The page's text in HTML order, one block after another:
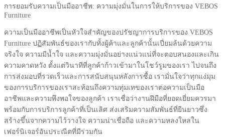
การยอมรับความเป็นมืออาชีพ: ความมุ่งมั่นในการให้บริการของ VEBOS
Furniture
ความเป็นมืออาชีพเป็นหัวใจสำคัญของปรัชญาการบริการของ VEBOS
Furniture ปฏิสัมพันธ์ของเรากับทั้งผู้ค้าและลูกค้านั้นเปี่ยมล้นด้วยความ
จริงใจ ความมีน้ำใจ และความมุ่งมั่นอย่างแน่วแน่ที่จะตอบสนองและเกิน
ความคาดหวัง ตั้งแต่วินาทีที่ลูกค้าก้าวเข้ามาในโชว์รูมของเรา ไปจนถึง
การส่งมอบที่รวดเร็วและการสนับสนุนหลังการซื้อ เรามั่นใจว่าทุกแง่มุม
ของการบริการของเราสะท้อนถึงความทุ่มเทของเราต่อความเป็นมือ
อาชีพและความพึงพอใจของลูกค้า เราเชื่อว่างานฝีมือที่ยอดเยี่ยมควรมา
พร้อมกับการบริการลูกค้าที่เป็นเลิศ ส่งเสริมความสัมพันธ์ที่ยืนยาวซึ่ง
สร้างขึ้นจากความไว้วางใจ ความน่าเชื่อถือ และความหลงใหลใน
เฟอร์นิเจอร์อันประณีตที่มีร่วมกัน